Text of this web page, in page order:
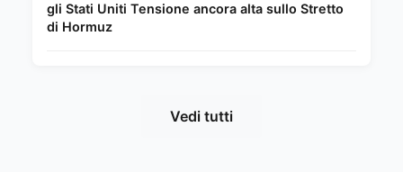
gli Stati Uniti Tensione ancora alta sullo Stretto
di Hormuz
Vedi tutti